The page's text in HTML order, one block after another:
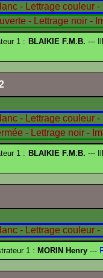
1 : BLAIKIE F.M.B. ---
1 : BLAIKIE F.M.B. ---
1 : MORIN Henry ---